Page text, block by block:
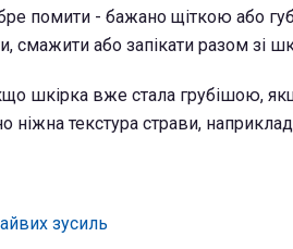
помити - бажано щіткою або
смажити або запікати разом зі
шкірка вже стала грубішою,
ніжна текстура страви,
зусиль